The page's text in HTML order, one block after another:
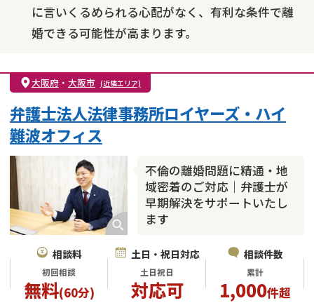
に言いくるめられる心配がなく、有利な条件で離
婚できる可能性が高まります。
大阪府・ 大阪市 (近隣エリア)
不倫の離婚問題に精通・地
域密着のご対応｜弁護士が
早期解決をサポートいたし
ます
弁護士法人法律事務所ロイヤーズ・ハイ
難波オフィス
相談料
初回相談
無料(60分)
土日・祝日対応
土日祝日
対応可
相談件数
累計
1,000件超